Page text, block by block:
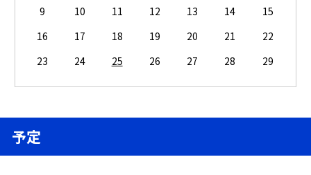
9
10 11 12 13 14
15
16
17 18 19 20 21
22
23
24 25 26 27 28 29
予定